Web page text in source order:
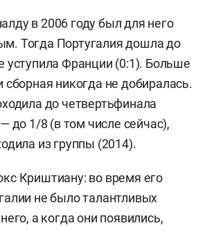
в 2006 году был для него
Тогда Португалия дошла до
уступила Франции (0:1). Больше
сборная никогда не добиралась.
до четвертьфинала
до 1/8 (в том числе сейчас),
из группы (2014).
Криштиану: во время его
не было талантливых
а когда они появились,